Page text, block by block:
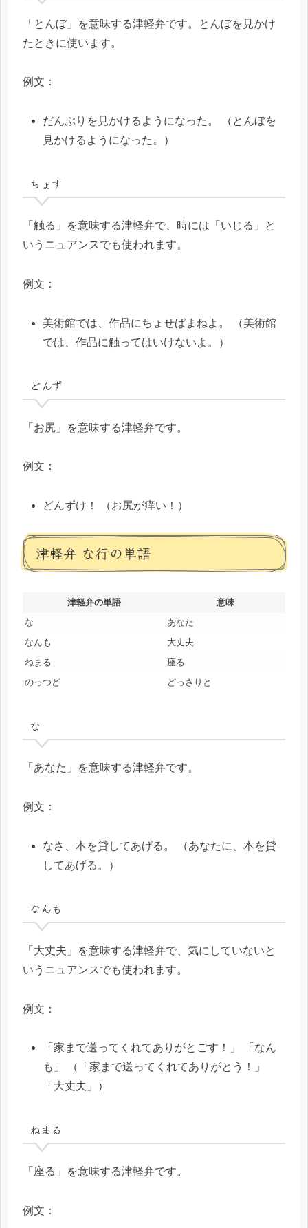
「とんぼ」を意味する津軽弁です。とんぼを見かけ
たときに使います。
例文：
だんぶりを見かけるようになった。 （とんぼを
見かけるようになった。）
ちょす
「触る」を意味する津軽弁で、時には「いじる」と
いうニュアンスでも使われます。
例文：
美術館では、作品にちょせばまねよ。 （美術館
では、作品に触ってはいけないよ。）
どんず
「お尻」を意味する津軽弁です。
例文：
どんずけ！ （お尻が痒い！）
津軽弁 な行の単語
津軽弁の単語
意味
な
あなた
なんも
大丈夫
ねまる
座る
のっつど
どっさりと
な
「あなた」を意味する津軽弁です。
例文：
なさ、本を貸してあげる。 （あなたに、本を貸
してあげる。）
なんも
「大丈夫」を意味する津軽弁で、気にしていないと
いうニュアンスでも使われます。
例文：
「家まで送ってくれてありがとごす！」 「なん
も」 （「家まで送ってくれてありがとう！」
「大丈夫」）
ねまる
「座る」を意味する津軽弁です。
例文：